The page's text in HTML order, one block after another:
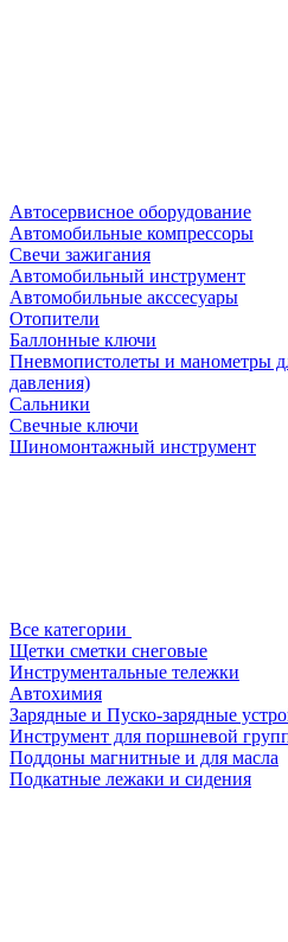
Автосервисное оборудование
Автомобильные компрессоры
Свечи зажигания
Автомобильный инструмент
Автомобильные акссесуары
Отопители
Баллонные ключи
Пневмопистолеты и манометры
давления)
Сальники
Свечные ключи
Шиномонтажный инструмент
Все категории
Щетки сметки снеговые
Инструментальные тележки
Автохимия
Зарядные и Пуско-зарядные
Инструмент для поршневой
Поддоны магнитные и для масла
Подкатные лежаки и сидения